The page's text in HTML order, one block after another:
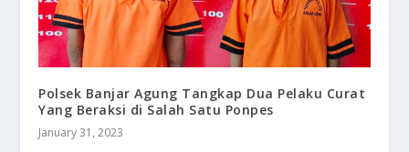
Polsek Banjar Agung Tangkap Dua Pelaku Curat
Yang Beraksi di Salah Satu Ponpes
January 31, 2023